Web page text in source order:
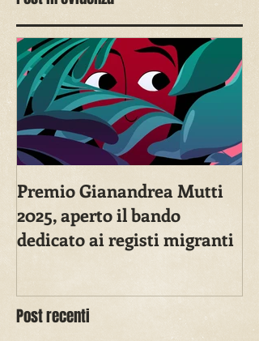
Premio Gianandrea Mutti
2025, aperto il bando
dedicato ai registi migranti
Post recenti